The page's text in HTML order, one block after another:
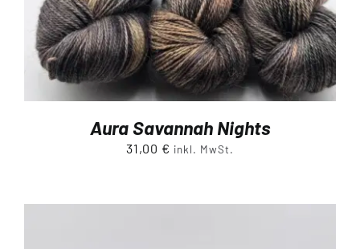
Aura Savannah Nights
31,00 € inkl. MwSt.